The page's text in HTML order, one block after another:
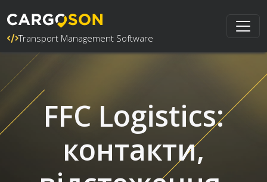
Transport Management Software
FFC Logistics:
контакти,